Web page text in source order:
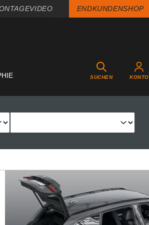
ENDKUNDENSHOP
SUCHEN KONTO